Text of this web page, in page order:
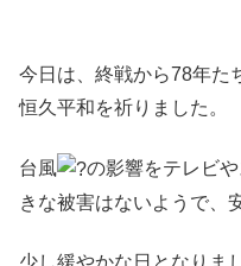
今日は、終戦から78年た
恒久平和を祈りました。
台風 の影響をテレビ
きな被害はないようで、
少し緩やかな日となりま